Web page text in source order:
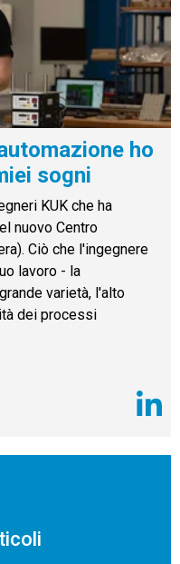
ho
sogni
KUK che ha
nuovo Centro
Ciò che l'ingegnere
lavoro - la
varietà, l'alto
dei processi